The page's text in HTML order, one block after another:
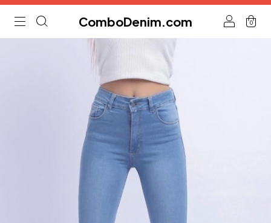
ComboDenim.com 0